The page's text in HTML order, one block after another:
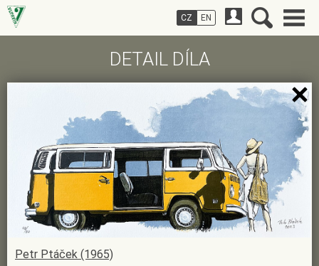
DETAIL DÍLA
Petr Ptáček (1965)
CZ EN